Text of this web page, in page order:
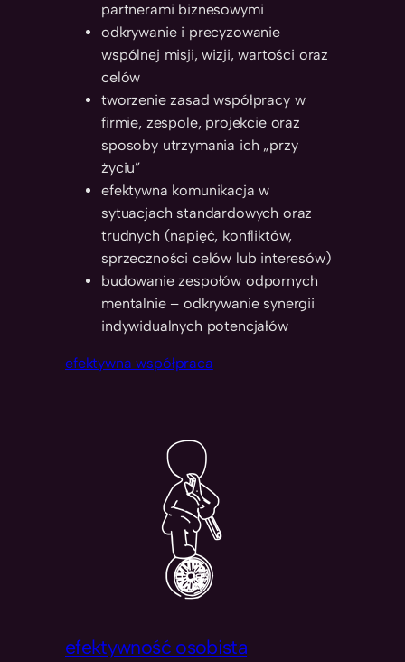
partnerami biznesowymi
odkrywanie i precyzowanie
wspólnej misji, wizji, wartości oraz
celów
tworzenie zasad współpracy w
firmie, zespole, projekcie oraz
sposoby utrzymania ich „przy
życiu”
efektywna komunikacja w
sytuacjach standardowych oraz
trudnych (napięć, konfliktów,
sprzeczności celów lub interesów)
budowanie zespołów odpornych
mentalnie – odkrywanie synergii
indywidualnych potencjałów
efektywna współpraca
efektywność osobista